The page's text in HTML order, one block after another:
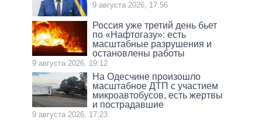
9 августа 2026, 17:56
Россия уже третий день бьет
по «Нафтогазу»: есть
масштабные разрушения и
остановлены работы
9 августа 2026, 19:12
На Одесчине произошло
масштабное ДТП с участием
микроавтобусов, есть жертвы
и пострадавшие
9 августа 2026, 17:23